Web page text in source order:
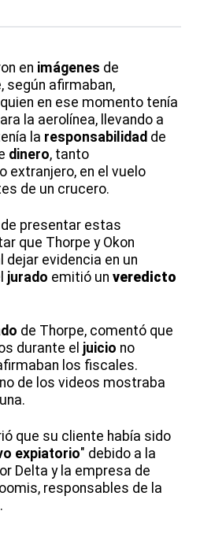
en imágenes de
según afirmaban,
en ese momento tenía
la aerolínea, llevando a
la responsabilidad de
dinero, tanto
extranjero, en el vuelo
de un crucero.
presentar estas
que Thorpe y Okon
dejar evidencia en un
jurado emitió un veredicto
de Thorpe, comentó que
durante el juicio no
los fiscales.
de los videos mostraba
que su cliente había sido
expiatorio" debido a la
Delta y la empresa de
responsables de la
.